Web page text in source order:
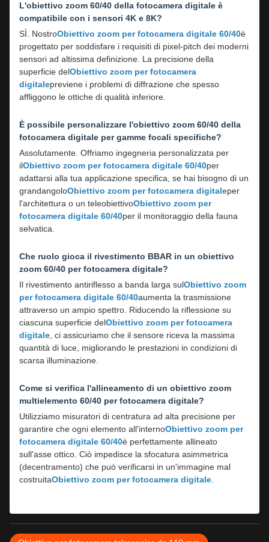
L'obiettivo zoom 60/40 della fotocamera digitale è
compatibile con i sensori 4K e 8K?
SÌ. NostroObiettivo zoom per fotocamera digitale 60/40è
progettato per soddisfare i requisiti di pixel-pitch dei moderni
sensori ad altissima definizione. La precisione della
superficie delObiettivo zoom per fotocamera
digitalepreviene i problemi di diffrazione che spesso
affliggono le ottiche di qualità inferiore.
È possibile personalizzare l'obiettivo zoom 60/40 della
fotocamera digitale per gamme focali specifiche?
Assolutamente. Offriamo ingegneria personalizzata per
ilObiettivo zoom per fotocamera digitale 60/40per
adattarsi alla tua applicazione specifica, se hai bisogno di un
grandangoloObiettivo zoom per fotocamera digitaleper
l'architettura o un teleobiettivoObiettivo zoom per
fotocamera digitale 60/40per il monitoraggio della fauna
selvatica.
Che ruolo gioca il rivestimento BBAR in un obiettivo
zoom 60/40 per fotocamera digitale?
Il rivestimento antiriflesso a banda larga sulObiettivo zoom
per fotocamera digitale 60/40aumenta la trasmissione
attraverso un ampio spettro. Riducendo la riflessione su
ciascuna superficie delObiettivo zoom per fotocamera
digitale, ci assicuriamo che il sensore riceva la massima
quantità di luce, migliorando le prestazioni in condizioni di
scarsa illuminazione.
Come si verifica l'allineamento di un obiettivo zoom
multielemento 60/40 per fotocamera digitale?
Utilizziamo misuratori di centratura ad alta precisione per
garantire che ogni elemento all'internoObiettivo zoom per
fotocamera digitale 60/40è perfettamente allineato
sull'asse ottico. Ciò impedisce la sfocatura asimmetrica
(decentramento) che può verificarsi in un'immagine mal
costruitaObiettivo zoom per fotocamera digitale.